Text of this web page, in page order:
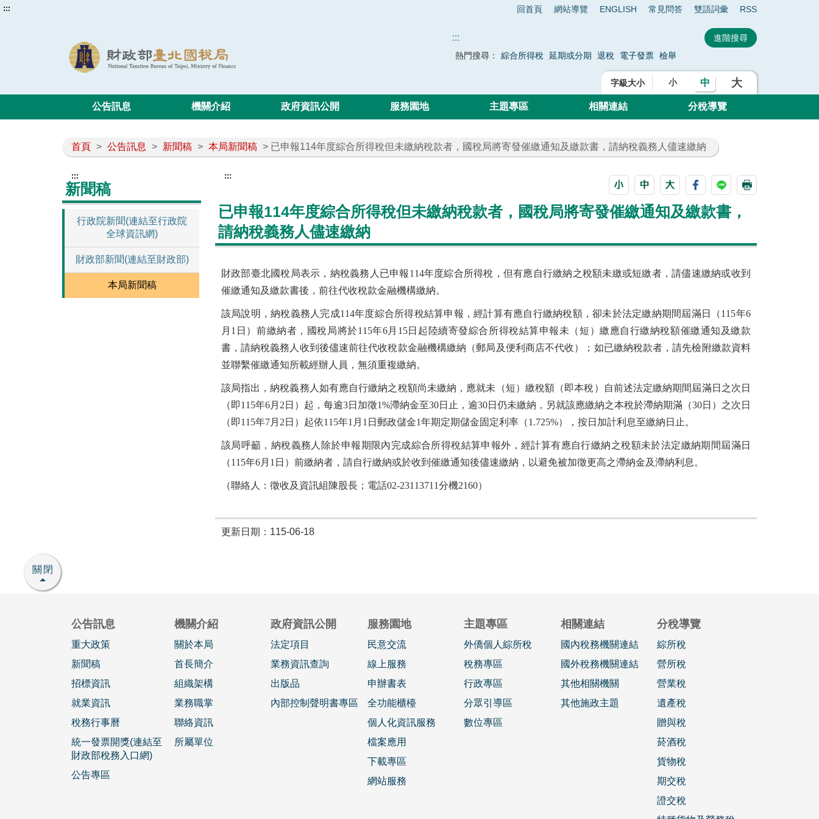
::: 回首頁 網站導覽 ENGLISH 常見問答 雙語詞彙 RSS
:::
熱門搜尋： 綜合所得稅 延期或分期 退稅 電子發票 檢舉
字級大小 小 中 大
公告訊息 機關介紹 政府資訊公開 服務園地 主題專區 相關連結 分稅導覽
首頁 > 公告訊息 > 新聞稿 > 本局新聞稿 > 已申報114年度綜合所得稅但未繳納稅款者，國稅局將寄發催繳通知及繳款書，請納稅義務人儘速繳納
:::
新聞稿
行政院新聞(連結至行政院
全球資訊網)
財政部新聞(連結至財政部)
本局新聞稿
:::
已申報114年度綜合所得稅但未繳納稅款者，國稅局將寄發催繳通知及繳款書，
請納稅義務人儘速繳納
財政部臺北國稅局表示，納稅義務人已申報114年度綜合所得稅，但有應自行繳納之稅額未繳或短繳者，請儘速繳納或收到
催繳通知及繳款書後，前往代收稅款金融機構繳納。
該局說明，納稅義務人完成114年度綜合所得稅結算申報，經計算有應自行繳納稅額，卻未於法定繳納期間屆滿日（115年6
月1日）前繳納者，國稅局將於115年6月15日起陸續寄發綜合所得稅結算申報未（短）繳應自行繳納稅額催繳通知及繳款
書，請納稅義務人收到後儘速前往代收稅款金融機構繳納（郵局及便利商店不代收）；如已繳納稅款者，請先檢附繳款資料
並聯繫催繳通知所載經辦人員，無須重複繳納。
該局指出，納稅義務人如有應自行繳納之稅額尚未繳納，應就未（短）繳稅額（即本稅）自前述法定繳納期間屆滿日之次日
（即115年6月2日）起，每逾3日加徵1%滯納金至30日止，逾30日仍未繳納，另就該應繳納之本稅於滯納期滿（30日）之次日
（即115年7月2日）起依115年1月1日郵政儲金1年期定期儲金固定利率（1.725%），按日加計利息至繳納日止。
該局呼籲，納稅義務人除於申報期限內完成綜合所得稅結算申報外，經計算有應自行繳納之稅額未於法定繳納期間屆滿日
（115年6月1日）前繳納者，請自行繳納或於收到催繳通知後儘速繳納，以避免被加徵更高之滯納金及滯納利息。
（聯絡人：徵收及資訊組陳股長；電話02-23113711分機2160）
更新日期：115-06-18
關閉
公告訊息
重大政策
新聞稿
招標資訊
就業資訊
稅務行事曆
統一發票開獎(連結至
財政部稅務入口網)
公告專區
機關介紹
關於本局
首長簡介
組織架構
業務職掌
聯絡資訊
所屬單位
政府資訊公開
法定項目
業務資訊查詢
出版品
內部控制聲明書專區
服務園地
民意交流
線上服務
申辦書表
全功能櫃檯
個人化資訊服務
檔案應用
下載專區
網站服務
主題專區
外僑個人綜所稅
稅務專區
行政專區
分眾引導區
數位專區
相關連結
國內稅務機關連結
國外稅務機關連結
其他相關機關
其他施政主題
分稅導覽
綜所稅
營所稅
營業稅
遺產稅
贈與稅
菸酒稅
貨物稅
期交稅
證交稅